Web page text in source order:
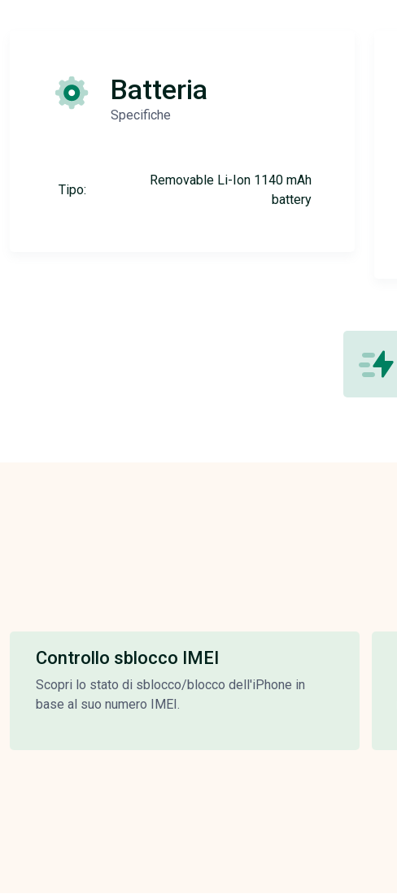
Batteria
Specifiche
Tipo:
Removable Li-Ion 1140 mAh
battery
Controllo sblocco IMEI
Scopri lo stato di sblocco/blocco dell'iPhone in
base al suo numero IMEI.